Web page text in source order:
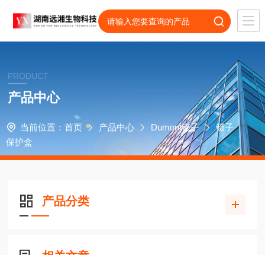
PRODUCT
产品中心
当前位置： 首页 产品中心 Dumont镊子
镊子
保护盒
产品分类